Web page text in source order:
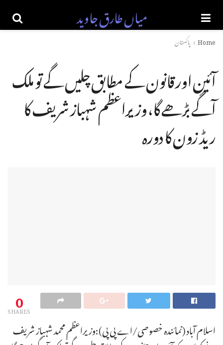
میاں طارق جاوید
Home پاکستان
آئین اور قانون کے مطابق چلیں گے تو ملک
آگے بڑھے گا، وزیراعظم شہباز شریف کا
ریڈ زون کا دورہ
0
SHARES
اسلام آباد (نمائندہ خصوصی/اے پی پی):وزیراعظم محمد شہباز شریف